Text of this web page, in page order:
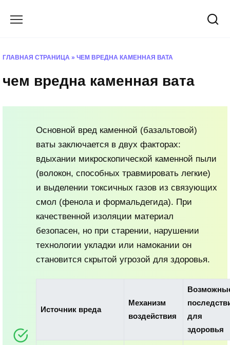
ГЛАВНАЯ СТРАНИЦА » ЧЕМ ВРЕДНА КАМЕННАЯ ВАТА
чем вредна каменная вата
Основной вред каменной (базальтовой)
ваты заключается в двух факторах:
вдыхании микроскопической каменной пыли
(волокон, способных травмировать легкие)
и выделении токсичных газов из связующих
смол (фенола и формальдегида). При
качественной изоляции материал
безопасен, но при старении, нарушении
технологии укладки или намокании он
становится скрытой угрозой для здоровья.
Источник вреда
Механизм
воздействия
для
здоровья